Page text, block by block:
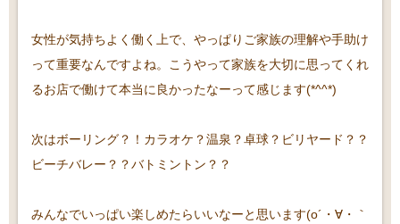
女性が気持ちよく働く上で、やっぱりご家族の理解や手助け
って重要なんですよね。こうやって家族を大切に思ってくれ
るお店で働けて本当に良かったなーって感じます(*^^*)
次はボーリング？！カラオケ？温泉？卓球？ビリヤード？？
ビーチバレー？？バトミントン？？
みんなでいっぱい楽しめたらいいなーと思います(o´・∀・｀